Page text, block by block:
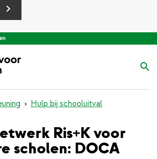
Hulp bij schooluitval
Ris+K voor
scholen: DOCA